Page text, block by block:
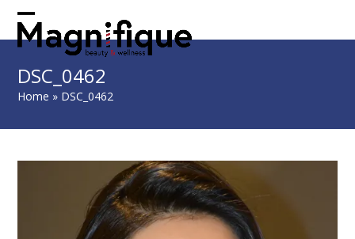
contentOpen
mobile
menu
Close
mobile
menu
DSC_0462
Home » DSC_0462